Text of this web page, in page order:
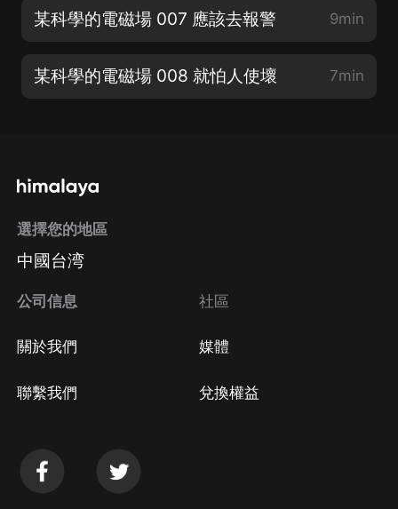
某科學的電磁場 007 應該去報警 9min
某科學的電磁場 008 就怕人使壞 7min
選擇您的地區
中國台湾
公司信息
關於我們
聯繫我們
社區
媒體
兌換權益